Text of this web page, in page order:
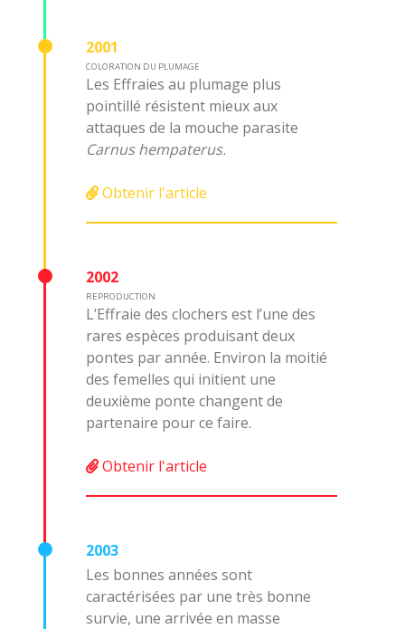
2001
COLORATION DU PLUMAGE
Les Effraies au plumage plus
pointillé résistent mieux aux
attaques de la mouche parasite
Carnus hempaterus.
Obtenir l'article
2002
REPRODUCTION
L’Effraie des clochers est l’une des
rares espèces produisant deux
pontes par année. Environ la moitié
des femelles qui initient une
deuxième ponte changent de
partenaire pour ce faire.
Obtenir l'article
2003
Les bonnes années sont
caractérisées par une très bonne
survie, une arrivée en masse